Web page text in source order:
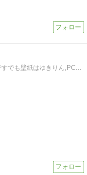
日々の日記やAKB、推しは指原さんですでも壁紙はゆきりん,PCパーツや自作の情報も書いていこう